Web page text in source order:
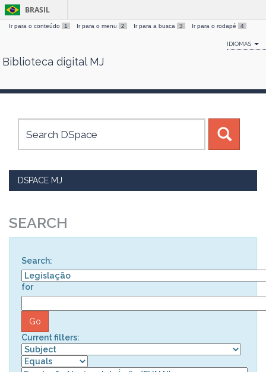
Skip
BRASIL
Ir para o conteúdo 1 Ir para o menu 2 Ir para a busca 3 Ir para o rodapé 4
IDIOMAS
Biblioteca digital MJ
DSPACE MJ
SEARCH
Search:
for
Current filters: